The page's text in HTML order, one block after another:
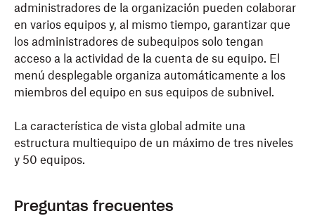
administradores de la organización pueden colaborar
en varios equipos y, al mismo tiempo, garantizar que
los administradores de subequipos solo tengan
acceso a la actividad de la cuenta de su equipo. El
menú desplegable organiza automáticamente a los
miembros del equipo en sus equipos de subnivel.
La característica de vista global admite una
estructura multiequipo de un máximo de tres niveles
y 50 equipos.
Preguntas frecuentes